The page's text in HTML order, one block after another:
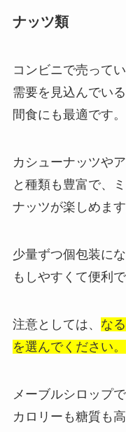
ナッツ類
コンビニで売って
需要を見込んでい
間食にも最適です。
カシューナッツや
と種類も豊富で、
ナッツが楽しめます
少量ずつ個包装に
もしやすくて便利で
注意としては、 な
を選んでください。
メーブルシロップ
カロリーも糖質も